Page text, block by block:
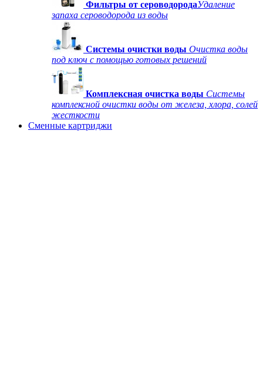
Фильтры от сероводородаУдаление
запаха сероводорода из воды
Системы очистки воды Очистка воды
под ключ с помощью готовых решений
Комплексная очистка воды Системы
комплексной очистки воды от железа, хлора, солей
жесткости
Сменные картриджи